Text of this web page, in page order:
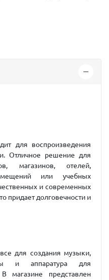
для воспроизведения
Отличное решение для
магазинов, отелей,
или учебных
и современных
придает долговечности и
для создания музыки,
и аппаратура для
магазине представлен